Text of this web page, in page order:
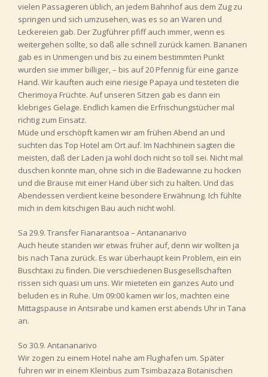
vielen Passagieren üblich, an jedem Bahnhof aus dem Zug zu
springen und sich umzusehen, was es so an Waren und
Leckereien gab. Der Zugführer pfiff auch immer, wenn es
weitergehen sollte, so daß alle schnell zurück kamen. Bananen
gab es in Unmengen und bis zu einem bestimmten Punkt
wurden sie immer billiger, – bis auf 20 Pfennig für eine ganze
Hand. Wir kauften auch eine riesige Papaya und testeten die
Cherimoya Früchte. Auf unseren Sitzen gab es dann ein
klebriges Gelage. Endlich kamen die Erfrischungstücher mal
richtig zum Einsatz.
Müde und erschöpft kamen wir am frühen Abend an und
suchten das Top Hotel am Ort auf. Im Nachhinein sagten die
meisten, daß der Laden ja wohl doch nicht so toll sei. Nicht mal
duschen konnte man, ohne sich in die Badewanne zu hocken
und die Brause mit einer Hand über sich zu halten. Und das
Abendessen verdient keine besondere Erwähnung. Ich fühlte
mich in dem kitschigen Bau auch nicht wohl.
Sa 29.9. Transfer Fianarantsoa – Antananarivo
Auch heute standen wir etwas früher auf, denn wir wollten ja
bis nach Tana zurück. Es war überhaupt kein Problem, ein ein
Buschtaxi zu finden. Die verschiedenen Busgesellschaften
rissen sich quasi um uns. Wir mieteten ein ganzes Auto und
beluden es in Ruhe. Um 09:00 kamen wir los, machten eine
Mittagspause in Antsirabe und kamen erst abends Uhr in Tana
an.
So 30.9. Antananarivo
Wir zogen zu einem Hotel nahe am Flughafen um. Später
fuhren wir in einem Kleinbus zum Tsimbazaza Botanischen